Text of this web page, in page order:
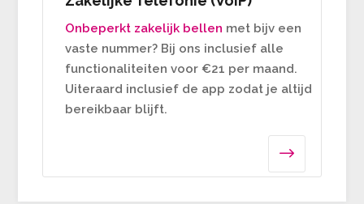
Onbeperkt zakelijk bellen met bijv een
vaste nummer? Bij ons inclusief alle
functionaliteiten voor €21 per maand.
Uiteraard inclusief de app zodat je altijd
bereikbaar blijft.
$